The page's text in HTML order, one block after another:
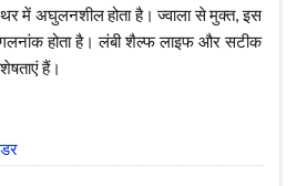
में अघुलनशील होता है। ज्वाला से मुक्त, इस
गलनांक होता है। लंबी शैल्फ लाइफ और सटीक
हैं।